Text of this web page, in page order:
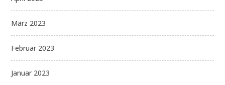
März 2023
Februar 2023
Januar 2023